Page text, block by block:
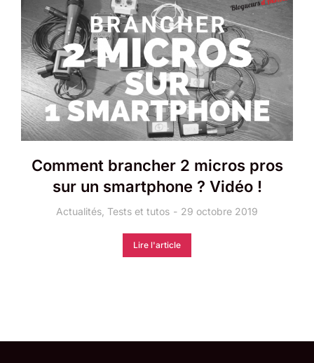
Comment brancher 2 micros pros
sur un smartphone ? Vidéo !
Actualités Tests et tutos 29 octobre 2019
Lire l'article